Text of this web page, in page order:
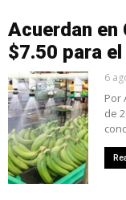
Acuerdan en
$7.50 para
6
Por
de